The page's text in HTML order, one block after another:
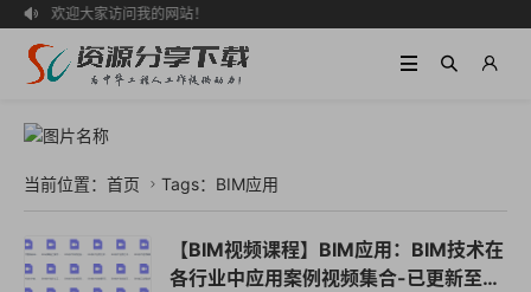
 欢迎大家访问我的网站！
当前位置： 首页  Tags：BIM应用
【BIM视频课程】BIM应用：BIM技术在
各行业中应用案例视频集合-已更新至81